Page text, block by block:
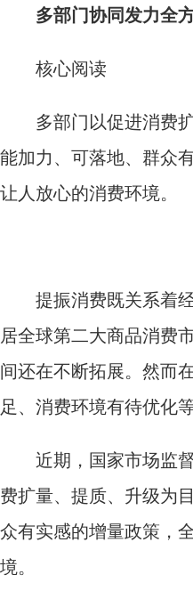
多部门协同发力全方
核心阅读
多部门以促进消费扩
能加力、可落地、群众
让人放心的消费环境。
提振消费既关系着经
居全球第二大商品消费
间还在不断拓展。然而
足、消费环境有待优化
近期，国家市场监督
费扩量、提质、升级为
众有实感的增量政策，
境。